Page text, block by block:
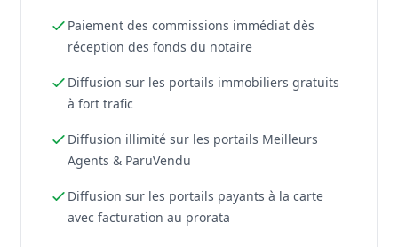
Paiement des commissions immédiat dès
réception des fonds du notaire
Diffusion sur les portails immobiliers gratuits
à fort trafic
Diffusion illimité sur les portails Meilleurs
Agents & ParuVendu
Diffusion sur les portails payants à la carte
avec facturation au prorata